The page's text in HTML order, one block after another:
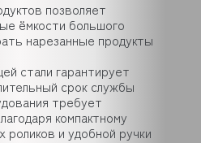
позволяет
ёмкости большого
нарезанные продукты
стали гарантирует
срок службы
требует
компактному
роликов и удобной ручки